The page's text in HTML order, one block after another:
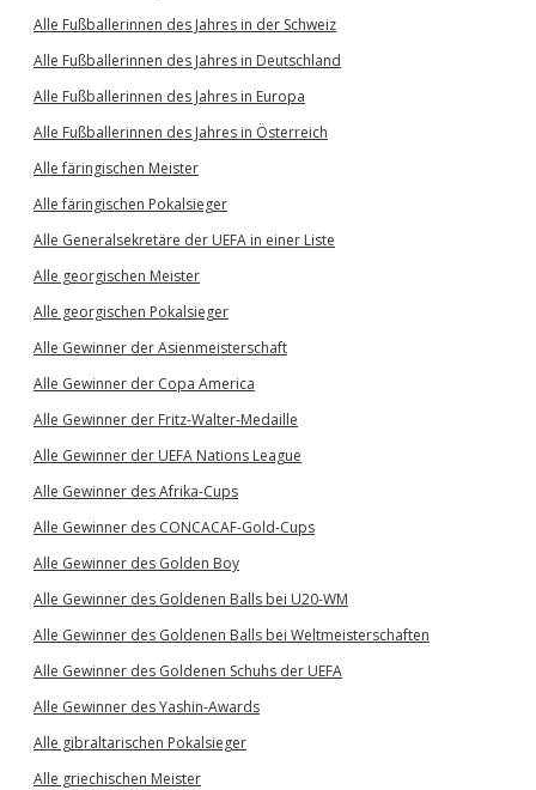
Alle Fußballerinnen des Jahres in der Schweiz
Alle Fußballerinnen des Jahres in Deutschland
Alle Fußballerinnen des Jahres in Europa
Alle Fußballerinnen des Jahres in Österreich
Alle färingischen Meister
Alle färingischen Pokalsieger
Alle Generalsekretäre der UEFA in einer Liste
Alle georgischen Meister
Alle georgischen Pokalsieger
Alle Gewinner der Asienmeisterschaft
Alle Gewinner der Copa America
Alle Gewinner der Fritz-Walter-Medaille
Alle Gewinner der UEFA Nations League
Alle Gewinner des Afrika-Cups
Alle Gewinner des CONCACAF-Gold-Cups
Alle Gewinner des Golden Boy
Alle Gewinner des Goldenen Balls bei U20-WM
Alle Gewinner des Goldenen Balls bei Weltmeisterschaften
Alle Gewinner des Goldenen Schuhs der UEFA
Alle Gewinner des Yashin-Awards
Alle gibraltarischen Pokalsieger
Alle griechischen Meister